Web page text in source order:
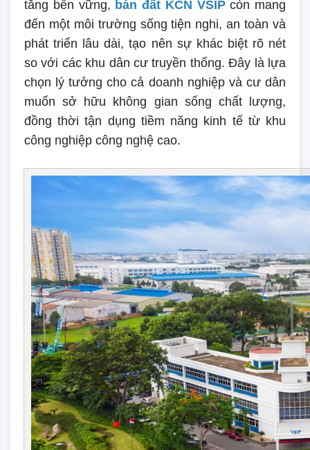
tăng bền vững, bán đất KCN VSIPcòn mang
đến một môi trường sống tiện nghi, an toàn và
phát triển lâu dài, tạo nên sự khác biệt rõ nét
so với các khu dân cư truyền thống. Đây là lựa
chọn lý tưởng cho cả doanh nghiệp và cư dân
muốn sở hữu không gian sống chất lượng,
đồng thời tận dụng tiềm năng kinh tế từ khu
công nghiệp công nghệ cao.